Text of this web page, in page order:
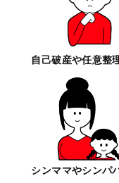
自己破産や任意整
シンママやシンパ